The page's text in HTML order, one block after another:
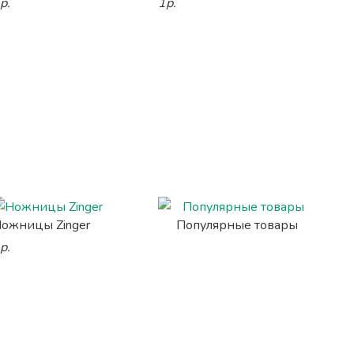
Zinger
Популярные товары